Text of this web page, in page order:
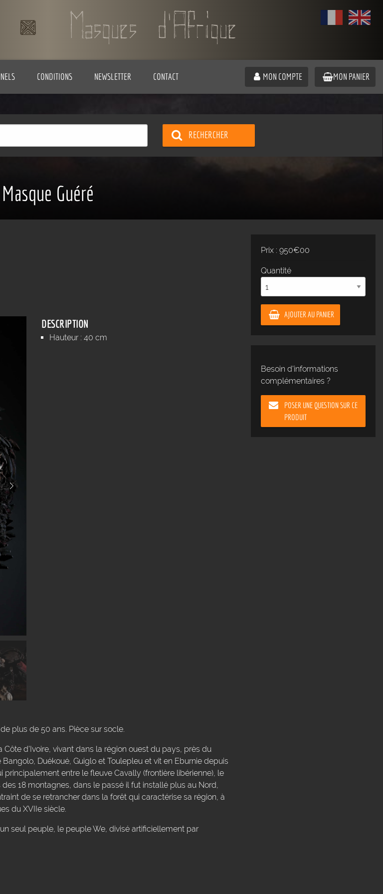
CONDITIONS NEWSLETTER CONTACT MON COMPTE MON PANIER
RECHERCHER
Masque Guéré
DESCRIPTION
Hauteur : 40 cm
plus de 50 ans. Pièce sur socle.
d'Ivoire, vivant dans la région ouest du pays, près du
Duékoué, Guiglo et Toulepleu et vit en Eburnie depuis
entre le fleuve Cavally (frontière libérienne), le
18 montagnes, dans le passé il fut installé plus au Nord,
de se retrancher dans la forêt qui caractérise sa région, à
du XVIIe siècle.
seul peuple, le peuple We, divisé artificiellement par
Prix : 950€00
Quantité
AJOUTER AU PANIER
Besoin d'informations
complémentaires ?
POSER UNE QUESTION SUR CE
PRODUIT